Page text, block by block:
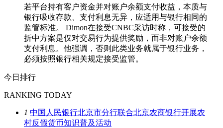
若平台持有客户资金并对账户余额支付收益，本质与
银行吸收存款、支付利息无异，应适用与银行相同的
监管标准。 Dimon在接受CNBC采访时称，可接受的
折中方案是仅对交易行为提供奖励，而非对账户余额
支付利息。他强调，否则此类业务就属于银行业务，
必须按照银行相关规定接受监管。
今日排行
RANKING TODAY
1 中国人民银行北京市分行联合北京农商银行开展农
村反假货币知识普及活动